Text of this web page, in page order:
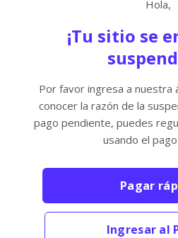
Hola,
¡Tu sitio se
Por favor ingresa a nuestra
conocer la razón de la
pago pendiente, puedes
usando el
Pagar
Ingresar al